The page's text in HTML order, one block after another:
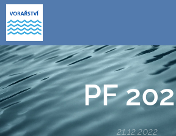
PF
21.12.2022